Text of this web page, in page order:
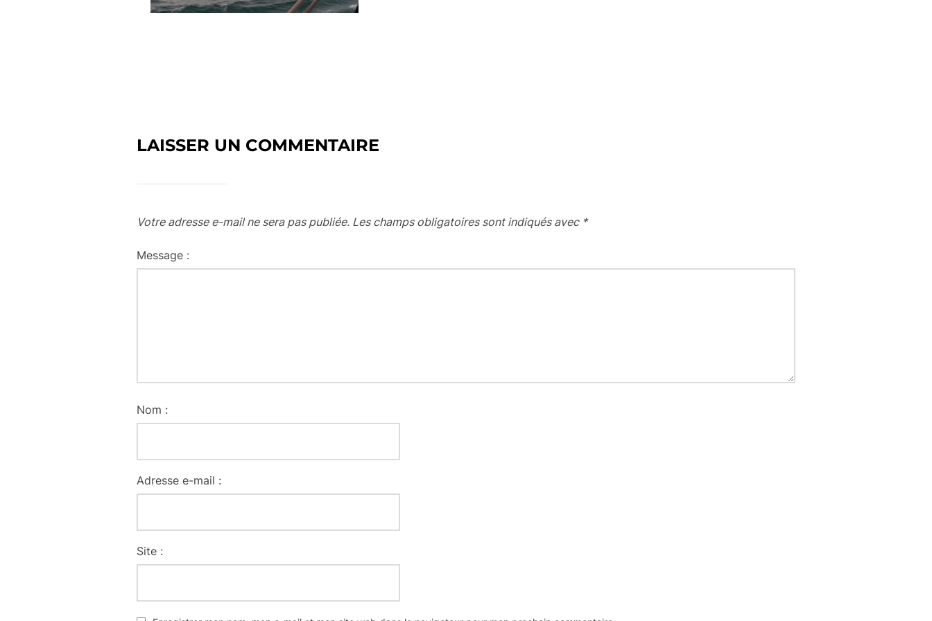
LAISSER UN COMMENTAIRE
Votre adresse e-mail ne sera pas publiée. Les champs obligatoires sont indiqués avec *
Message :
Nom :
Adresse e-mail :
Site :